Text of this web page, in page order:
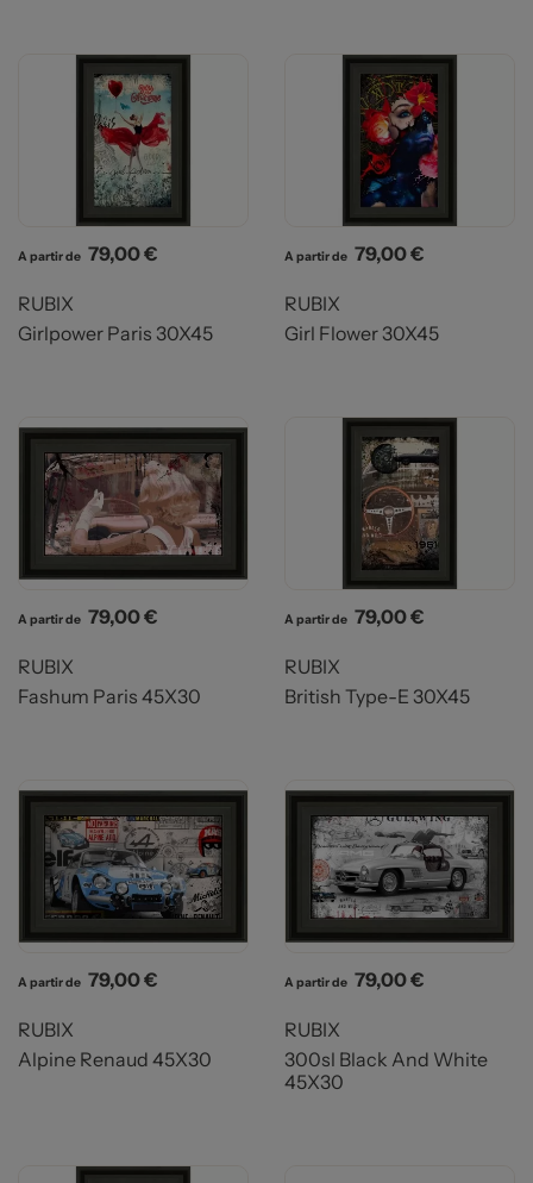
A partir de Prix
79,00 €
RUBIX
Girlpower Paris 30X45
A partir de Prix
79,00 €
RUBIX
Girl Flower 30X45
A partir de Prix
79,00 €
RUBIX
Fashum Paris 45X30
A partir de Prix
79,00 €
RUBIX
British Type-E 30X45
A partir de Prix
79,00 €
RUBIX
Alpine Renaud 45X30
A partir de Prix
79,00 €
RUBIX
300sl Black And White
45X30